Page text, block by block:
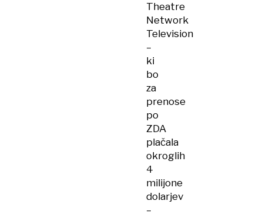
Theatre
Network
Television
–
ki
bo
za
prenose
po
ZDA
plačala
okroglih
4
milijone
dolarjev
–